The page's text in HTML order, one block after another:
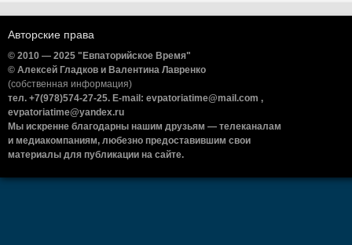
Авторские права
© 2010 — 2025 "Евпаторийское Время"
© Алексей Гладков и Валентина Лавренко
(собственная информация)
тел. +7(978)574-27-25. E-mail: evpatoriatime@mail.com ,
evpatoriatime@yandex.ru
Мы искренне благодарны нашим друзьям — телеканалам
и медиакомпаниям, любезно предоставившим свои
материалы для публикации на сайте.